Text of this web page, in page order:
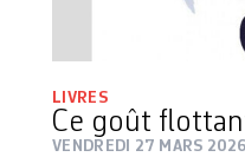
LIVRES
Ce goût
VENDREDI 27 MARS 2026